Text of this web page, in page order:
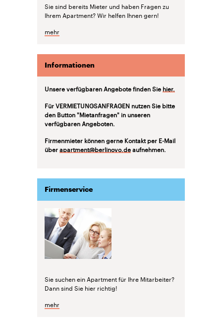
Sie sind bereits Mieter und haben Fragen zu
Ihrem Apartment? Wir helfen Ihnen gern!
mehr
Informationen
Unsere verfügbaren Angebote finden Sie hier.
Für VERMIETUNGSANFRAGEN nutzen Sie bitte
den Button "Mietanfragen" in unseren
verfügbaren Angeboten.
Firmenmieter können gerne Kontakt per E-Mail
überapartment@berlinovo.deaufnehmen.
Firmenservice
Sie suchen ein Apartment für Ihre Mitarbeiter?
Dann sind Sie hier richtig!
mehr